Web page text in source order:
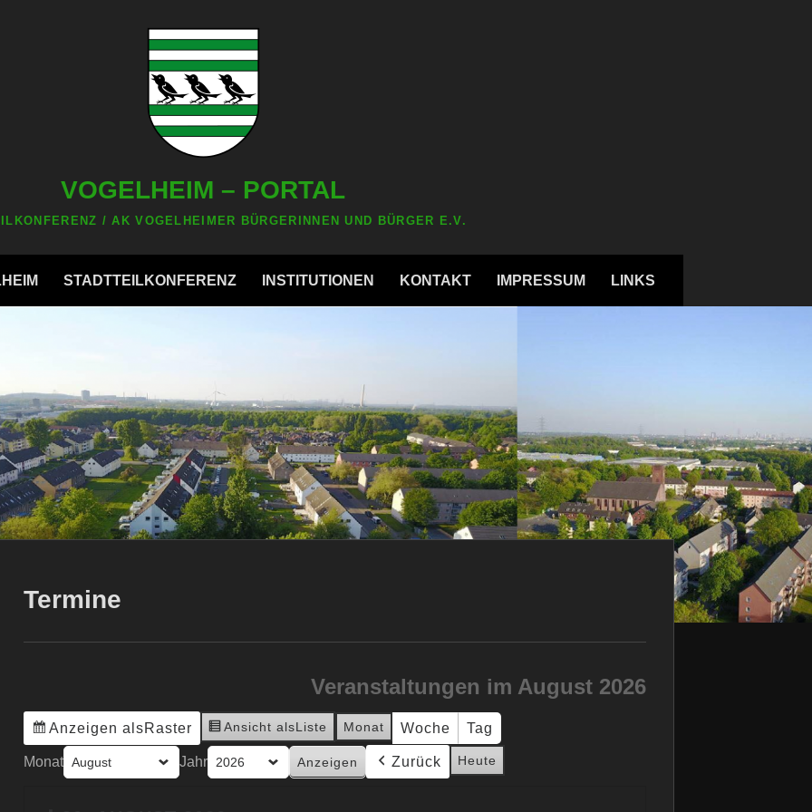
VOGELHEIM – PORTAL
/ AK VOGELHEIMER BÜRGERINNEN UND BÜRGER E.V.
STADTTEILKONFERENZ INSTITUTIONEN KONTAKT IMPRESSUM LINKS
Termine
Veranstaltungen im August 2026
Anzeigen alsRaster Ansicht alsListe Monat Woche Tag
Monat Jahr Zurück Heute